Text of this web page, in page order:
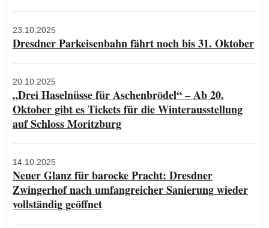
23.10.2025
Dresdner Parkeisenbahn fährt noch bis 31. Oktober
20.10.2025
„Drei Haselnüsse für Aschenbrödel“ – Ab 20.
Oktober gibt es Tickets für die Winterausstellung
auf Schloss Moritzburg
14.10.2025
Neuer Glanz für barocke Pracht: Dresdner
Zwingerhof nach umfangreicher Sanierung wieder
vollständig geöffnet